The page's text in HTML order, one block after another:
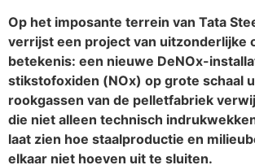
Op het imposante terrein van Tata
verrijst een project van uitzonderlijke
betekenis: een nieuwe DeNOx-
stikstofoxiden (NOx) op grote schaal
rookgassen van de pelletfabriek
die niet alleen technisch
laat zien hoe staalproductie en
elkaar niet hoeven uit te sluiten.